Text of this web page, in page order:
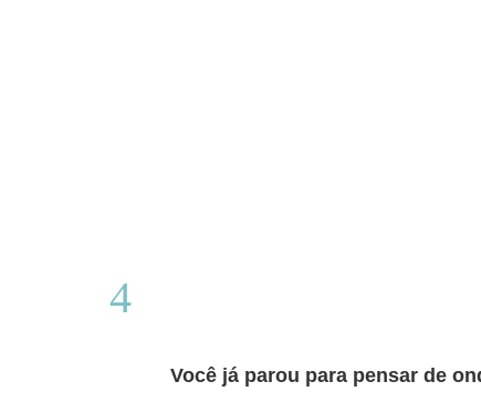
Você já parou para pensar de